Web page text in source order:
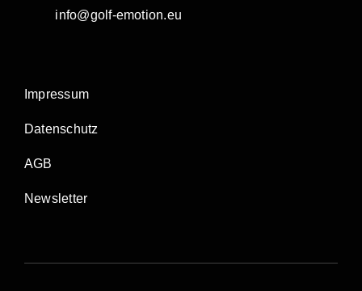
info@golf-emotion.eu
Impressum
Datenschutz
AGB
Newsletter